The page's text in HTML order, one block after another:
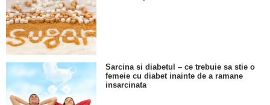
Sarcina si diabetul – ce trebuie sa stie o
femeie cu diabet inainte de a ramane
insarcinata